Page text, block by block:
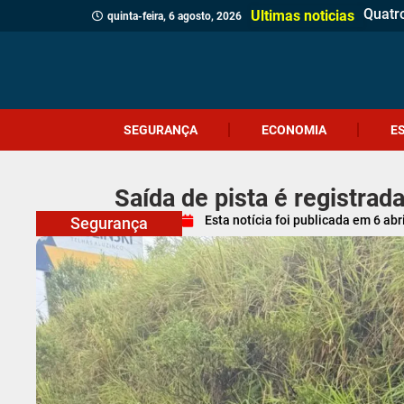
quinta-feira, 6 agosto, 2026 Ultimas noticias Içara
Idosa
PM
Coral
SEGURANÇA ECONOMIA
Saída de pista é
Segurança Esta notícia foi publicada em 6